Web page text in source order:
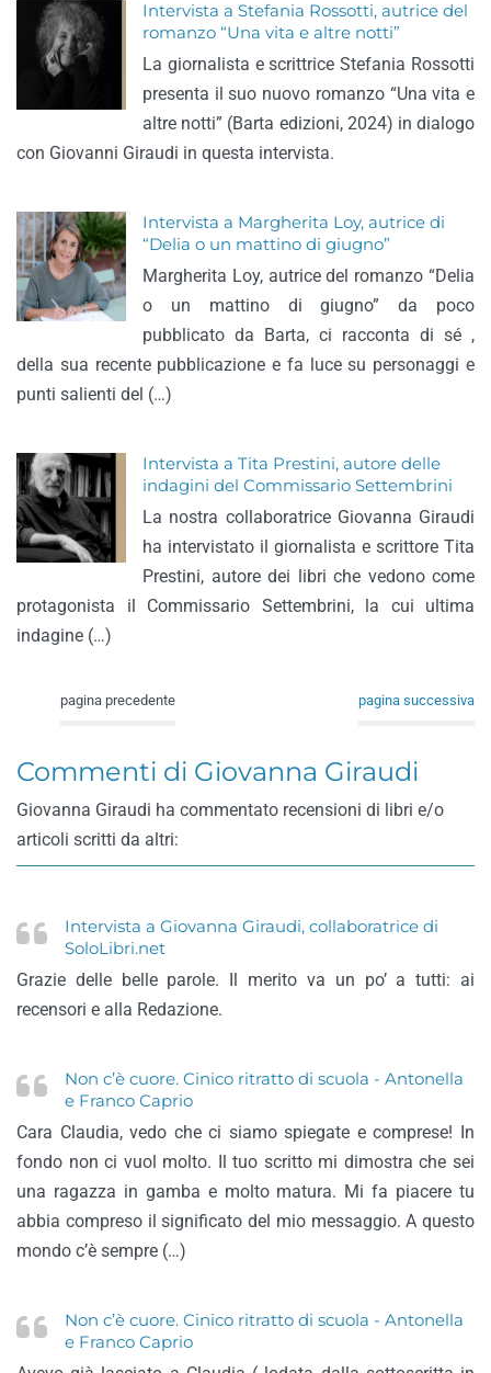
Intervista a Stefania Rossotti, autrice del
romanzo “Una vita e altre notti”
La giornalista e scrittrice Stefania Rossotti
presenta il suo nuovo romanzo “Una vita e
altre notti” (Barta edizioni, 2024) in dialogo
con Giovanni Giraudi in questa intervista.
Intervista a Margherita Loy, autrice di
“Delia o un mattino di giugno”
Margherita Loy, autrice del romanzo “Delia
o un mattino di giugno” da poco
pubblicato da Barta, ci racconta di sé ,
della sua recente pubblicazione e fa luce su personaggi e
punti salienti del (…)
Intervista a Tita Prestini, autore delle
indagini del Commissario Settembrini
La nostra collaboratrice Giovanna Giraudi
ha intervistato il giornalista e scrittore Tita
Prestini, autore dei libri che vedono come
protagonista il Commissario Settembrini, la cui ultima
indagine (…)
pagina precedente pagina successiva
Commenti di Giovanna Giraudi
Giovanna Giraudi ha commentato recensioni di libri e/o
articoli scritti da altri:
Intervista a Giovanna Giraudi, collaboratrice di
SoloLibri.net
Grazie delle belle parole. Il merito va un po’ a tutti: ai
recensori e alla Redazione.
Non c’è cuore. Cinico ritratto di scuola - Antonella
e Franco Caprio
Cara Claudia, vedo che ci siamo spiegate e comprese! In
fondo non ci vuol molto. Il tuo scritto mi dimostra che sei
una ragazza in gamba e molto matura. Mi fa piacere tu
abbia compreso il significato del mio messaggio. A questo
mondo c’è sempre (…)
Non c’è cuore. Cinico ritratto di scuola - Antonella
e Franco Caprio